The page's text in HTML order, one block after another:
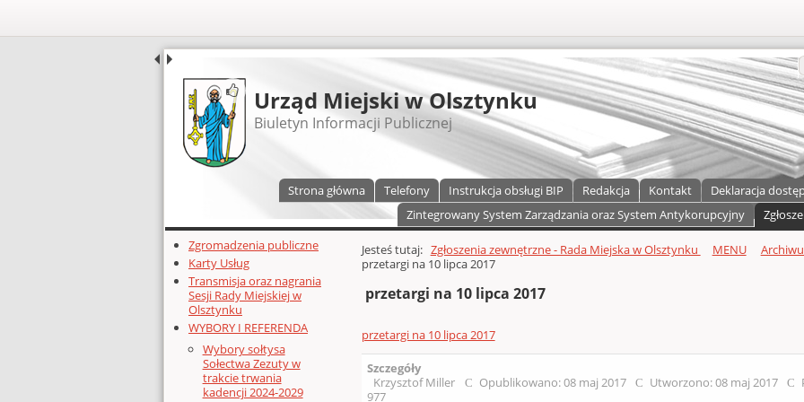
UDOSTĘPNIJ
Urząd Miejski w Olsztynku
Biuletyn Informacji Publicznej
Strona główna Telefony Instrukcja obsługi BIP Redakcja Kontakt Deklaracja
Zintegrowany System Zarządzania oraz System Antykorupcyjny
Dodatkowe zasoby (lewa kolumna)
Zgromadzenia publiczne
Karty Usług
Transmisja oraz nagrania
Sesji Rady Miejskiej w
Olsztynku
WYBORY I REFERENDA
Wybory sołtysa
Sołectwa Zezuty w
trakcie trwania
kadencji 2024-2029
Głównej zawartości
Jesteś tutaj: Zgłoszenia zewnętrzne - Rada Miejska w Olsztynku MENU
przetargi na 10 lipca 2017
przetargi na 10 lipca 2017
przetargi na 10 lipca 2017
Szczegóły
Krzysztof Miller
Opublikowano: 08 maj 2017 Utworzono: 08 maj 2017
977